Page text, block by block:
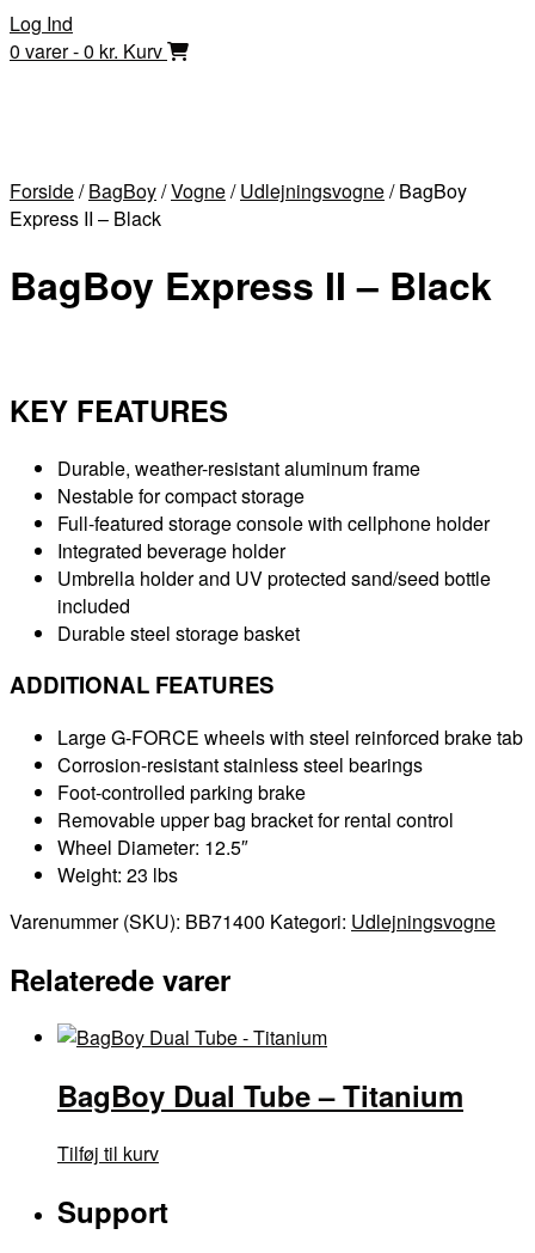
Skip
to
Log Ind
0 varer - 0 kr. Kurv
Forside/BagBoy/Vogne/Udlejningsvogne/ BagBoy
Express II – Black
BagBoy Express II – Black
KEY FEATURES
Durable, weather-resistant aluminum frame
Nestable for compact storage
Full-featured storage console with cellphone holder
Integrated beverage holder
Umbrella holder and UV protected sand/seed bottle
included
Durable steel storage basket
ADDITIONAL FEATURES
Large G-FORCE wheels with steel reinforced brake tab
Corrosion-resistant stainless steel bearings
Foot-controlled parking brake
Removable upper bag bracket for rental control
Wheel Diameter: 12.5″
Weight: 23 lbs
Varenummer (SKU): BB71400 Kategori: Udlejningsvogne
Relaterede varer
BagBoy Dual Tube – Titanium
Tilføj til kurv
Support